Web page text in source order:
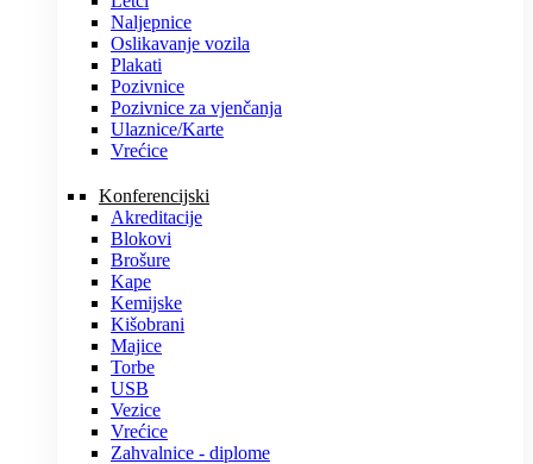
Naljepnice
Oslikavanje vozila
Plakati
Pozivnice
Pozivnice za vjenčanja
Ulaznice/Karte
Vrećice
Konferencijski
Akreditacije
Blokovi
Brošure
Kape
Kemijske
Kišobrani
Majice
Torbe
USB
Vezice
Vrećice
Zahvalnice - diplome